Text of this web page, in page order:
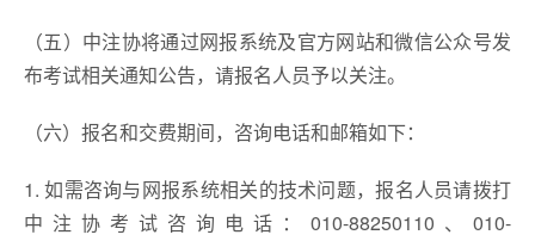
（五）中注协将通过网报系统及官方网站和微信公众号发
布考试相关通知公告，请报名人员予以关注。
（六）报名和交费期间，咨询电话和邮箱如下：
1. 如需咨询与网报系统相关的技术问题，报名人员请拨打
中注协考试咨询电话：010-88250110、010-